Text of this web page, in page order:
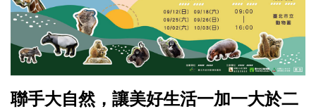
聯手大自然，讓美好生活一加一大於二